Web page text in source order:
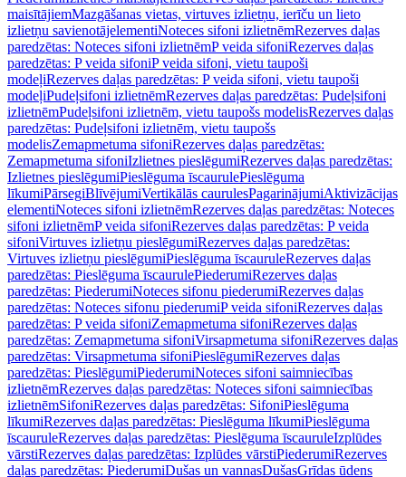
maisītājiemMazgāšanas vietas, virtuves izlietņu, ierīču un lieto
izlietņu savienotājelementiNoteces sifoni izlietnēmRezerves daļas
paredzētas: Noteces sifoni izlietnēmP veida sifoniRezerves daļas
paredzētas: P veida sifoniP veida sifoni, vietu taupoši
modeļiRezerves daļas paredzētas: P veida sifoni, vietu taupoši
modeļiPudeļsifoni izlietnēmRezerves daļas paredzētas: Pudeļsifoni
izlietnēmPudeļsifoni izlietnēm, vietu taupošs modelisRezerves daļas
paredzētas: Pudeļsifoni izlietnēm, vietu taupošs
modelisZemapmetuma sifoniRezerves daļas paredzētas:
Zemapmetuma sifoniIzlietnes pieslēgumiRezerves daļas paredzētas:
Izlietnes pieslēgumiPieslēguma īscaurulePieslēguma
līkumiPārsegiBlīvējumiVertikālās caurulesPagarinājumiAktivizācijas
elementiNoteces sifoni izlietnēmRezerves daļas paredzētas: Noteces
sifoni izlietnēmP veida sifoniRezerves daļas paredzētas: P veida
sifoniVirtuves izlietņu pieslēgumiRezerves daļas paredzētas:
Virtuves izlietņu pieslēgumiPieslēguma īscauruleRezerves daļas
paredzētas: Pieslēguma īscaurulePiederumiRezerves daļas
paredzētas: PiederumiNoteces sifonu piederumiRezerves daļas
paredzētas: Noteces sifonu piederumiP veida sifoniRezerves daļas
paredzētas: P veida sifoniZemapmetuma sifoniRezerves daļas
paredzētas: Zemapmetuma sifoniVirsapmetuma sifoniRezerves daļas
paredzētas: Virsapmetuma sifoniPieslēgumiRezerves daļas
paredzētas: PieslēgumiPiederumiNoteces sifoni saimniecības
izlietnēmRezerves daļas paredzētas: Noteces sifoni saimniecības
izlietnēmSifoniRezerves daļas paredzētas: SifoniPieslēguma
līkumiRezerves daļas paredzētas: Pieslēguma līkumiPieslēguma
īscauruleRezerves daļas paredzētas: Pieslēguma īscauruleIzplūdes
vārstiRezerves daļas paredzētas: Izplūdes vārstiPiederumiRezerves
daļas paredzētas: PiederumiDušas un vannasDušasGrīdas ūdens